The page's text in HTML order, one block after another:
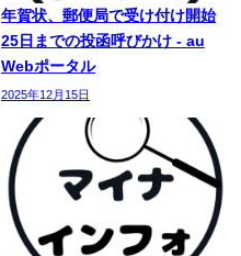
年賀状、郵便局で受け付け開始
25日までの投函呼びかけ - au
Webポータル
2025年12月15日